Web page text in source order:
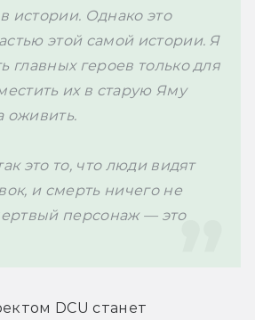
истории. Однако это
этой самой истории. Я
главных героев только для
их в старую Яму
оживить.
это то, что люди видят
и смерть ничего не
персонаж — это